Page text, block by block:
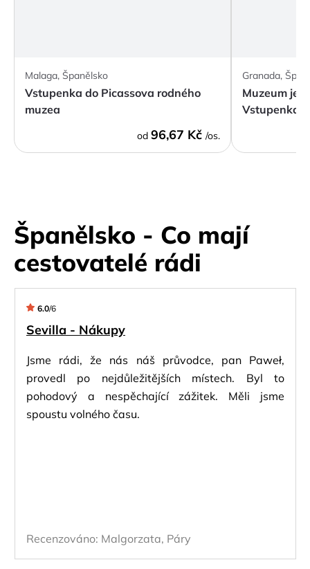
Malaga, Španělsko
Vstupenka do Picassova rodného
muzea
od 96,67 Kč /os.
Granada,
Muzeum
Vstupenka
Španělsko - Co mají
cestovatelé rádi
6.0/6
Sevilla - Nákupy
Jsme rádi, že nás náš průvodce, pan Paweł,
provedl po nejdůležitějších místech. Byl to
pohodový a nespěchající zážitek. Měli jsme
spoustu volného času.
Recenzováno: Malgorzata, Páry